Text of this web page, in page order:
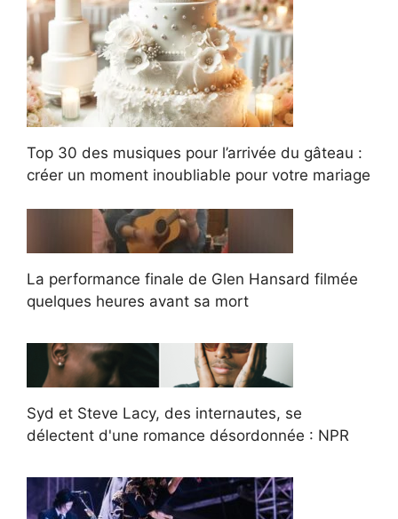
Top 30 des musiques pour l’arrivée du gâteau :
créer un moment inoubliable pour votre mariage
La performance finale de Glen Hansard filmée
quelques heures avant sa mort
Syd et Steve Lacy, des internautes, se
délectent d'une romance désordonnée : NPR